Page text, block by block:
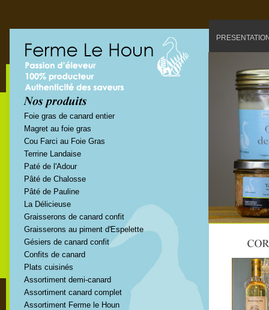
Foie gras de canard entier
Magret au foie gras
Cou Farci au Foie Gras
Terrine Landaise
Paté de l'Adour
Pâté de Chalosse
Pâté de Pauline
La Délicieuse
Graisserons de canard confit
Graisserons au piment d'Espelette
Gésiers de canard confit
Confits de canard
Plats cuisinés
Assortiment demi-canard
Assortiment canard complet
Assortiment Ferme le Houn